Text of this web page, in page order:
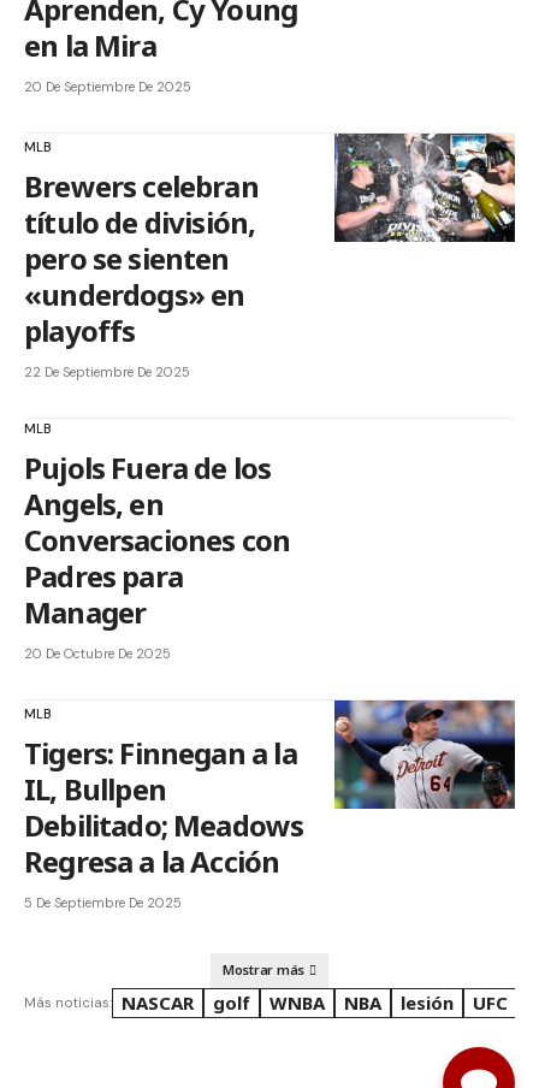
Aprenden, Cy Young
en la Mira
20 De Septiembre De 2025
MLB
Brewers celebran
título de división,
pero se sienten
«underdogs» en
playoffs
22 De Septiembre De 2025
MLB
Pujols Fuera de los
Angels, en
Conversaciones con
Padres para
Manager
20 De Octubre De 2025
MLB
Tigers: Finnegan a la
IL, Bullpen
Debilitado; Meadows
Regresa a la Acción
5 De Septiembre De 2025
Mostrar más
Más noticias: NASCAR golf WNBA NBA lesión UFC